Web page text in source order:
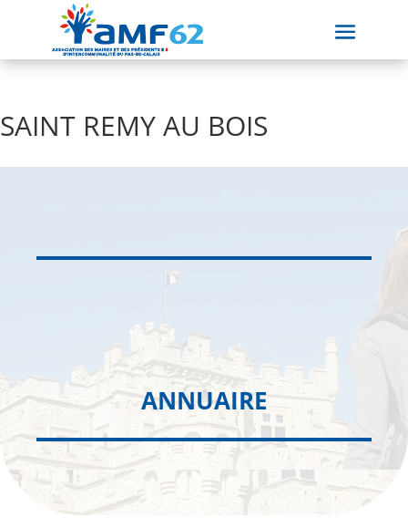
SAINT REMY AU BOIS
ANNUAIRE